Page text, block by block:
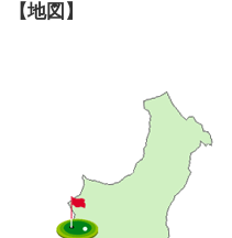
【地図】